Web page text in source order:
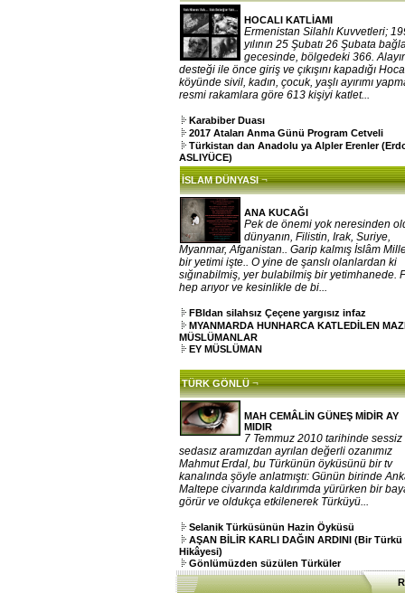
HOCALI KATLİAMI
Ermenistan Silahlı Kuvvetleri;
yılının 25 Şubatı 26 Şubata
gecesinde, bölgedeki 366.
desteği ile önce giriş ve çıkışını kapadığı
köyünde sivil, kadın, çocuk, yaşlı ayırımı
resmi rakamlara göre 613 kişiyi katlet...
Karabiber Duası
2017 Ataları Anma Günü Program Cetveli
Türkistan dan Anadolu ya Alpler Erenler
ASLIYÜCE)
İSLAM DÜNYASI ¬
ANA KUCAĞI
Pek de önemi yok neresinden
dünyanın, Filistin, Irak, Suriye,
Myanmar, Afganistan.. Garip kalmış İslâm
bir yetimi işte.. O yine de şanslı olanlardan ki
sığınabilmiş, yer bulabilmiş bir yetimhanede.
hep arıyor ve kesinlikle de bi...
FBIdan silahsız Çeçene yargısız infaz
MYANMARDA HUNHARCA KATLEDİLEN
MÜSLÜMANLAR
EY MÜSLÜMAN
TÜRK GÖNLÜ ¬
MAH CEMÂLİN GÜNEŞ MİDİR AY
MIDIR
7 Temmuz 2010 tarihinde sessiz
sedasız aramızdan ayrılan değerli ozanımız
Mahmut Erdal, bu Türkünün öyküsünü bir tv
kanalında şöyle anlatmıştı: Günün birinde
Maltepe civarında kaldırımda yürürken bir
görür ve oldukça etkilenerek Türküyü...
Selanik Türküsünün Hazin Öyküsü
AŞAN BİLİR KARLI DAĞIN ARDINI (Bir Türkü
Hikâyesi)
Gönlümüzden süzülen Türküler